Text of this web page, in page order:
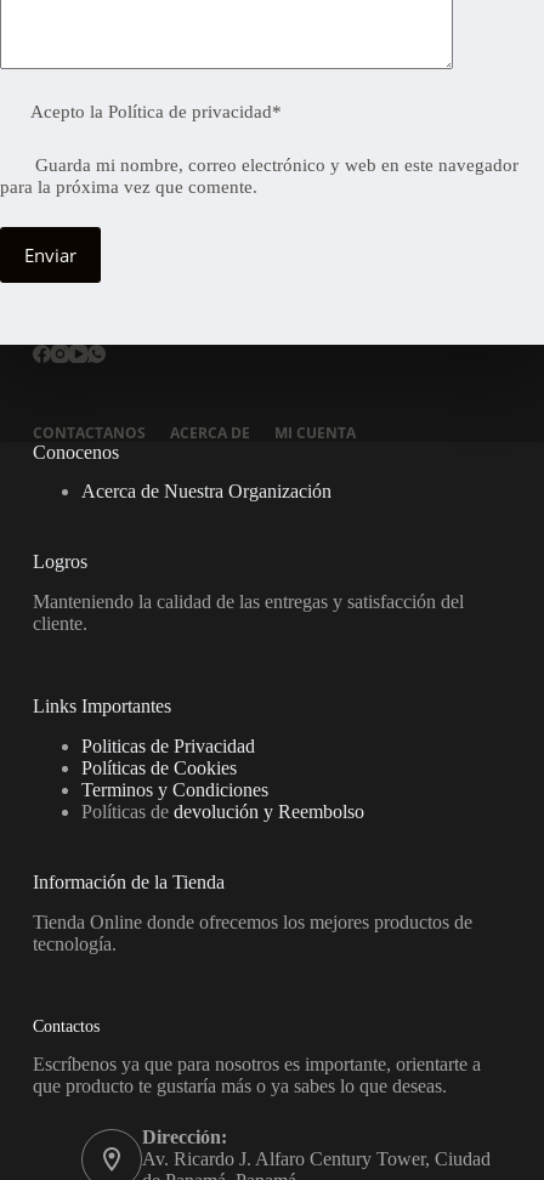
Acepto laPolítica de privacidad*
Guarda mi nombre, correo electrónico y web en este navegador
para la próxima vez que comente.
Enviar
CONTACTANOS ACERCA DE
MI CUENTA
Conocenos
Acerca de Nuestra Organización
Logros
Manteniendo la calidad de las entregas y satisfacción del
cliente.
Links Importantes
Politicas de Privacidad
Políticas de Cookies
Terminos y Condiciones
Políticas de devolución y Reembolso
Información de la Tienda
Tienda Online donde ofrecemos los mejores productos de
tecnología.
Contactos
Escríbenos ya que para nosotros es importante, orientarte a
que producto te gustaría más o ya sabes lo que deseas.
Dirección:
Av. Ricardo J. Alfaro Century Tower, Ciudad